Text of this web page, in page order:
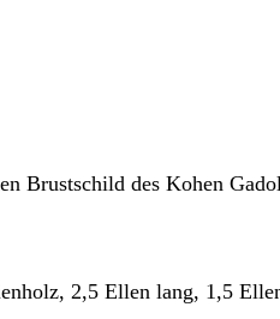
des Kohen
2,5 Ellen lang, 1,5